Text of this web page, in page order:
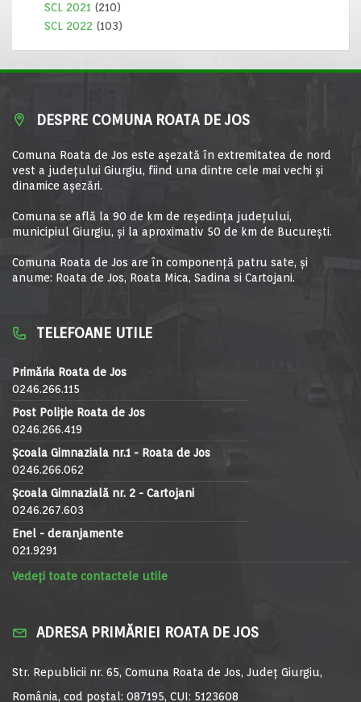
SCL 2021 (210)
SCL 2022 (103)
DESPRE COMUNA ROATA DE JOS
Comuna Roata de Jos este aşezată în extremitatea de nord
vest a judeţului Giurgiu, fiind una dintre cele mai vechi şi
dinamice aşezări.
Comuna se află la 90 de km de reşedinţa judeţului,
municipiul Giurgiu, şi la aproximativ 50 de km de Bucureşti.
Comuna Roata de Jos are în componență patru sate, și
anume: Roata de Jos, Roata Mica, Sadina si Cartojani.
TELEFOANE UTILE
Primăria Roata de Jos
0246.266.115
Post Poliție Roata de Jos
0246.266.419
Școala Gimnaziala nr.1 - Roata de Jos
0246.266.062
Școala Gimnazială nr. 2 - Cartojani
0246.267.603
Enel - deranjamente
021.9291
Vedeți toate contactele utile
ADRESA PRIMĂRIEI ROATA DE JOS
Str. Republicii nr. 65, Comuna Roata de Jos, Județ Giurgiu,
România, cod poștal: 087195, CUI: 5123608